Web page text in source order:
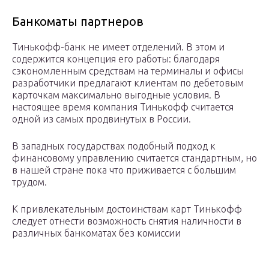
Банкоматы партнеров
Тинькофф-банк не имеет отделений. В этом и
содержится концепция его работы: благодаря
сэкономленным средствам на терминалы и офисы
разработчики предлагают клиентам по дебетовым
карточкам максимально выгодные условия. В
настоящее время компания Тинькофф считается
одной из самых продвинутых в России.
В западных государствах подобный подход к
финансовому управлению считается стандартным, но
в нашей стране пока что приживается с большим
трудом.
К привлекательным достоинствам карт Тинькофф
следует отнести возможность снятия наличности в
различных банкоматах без комиссии